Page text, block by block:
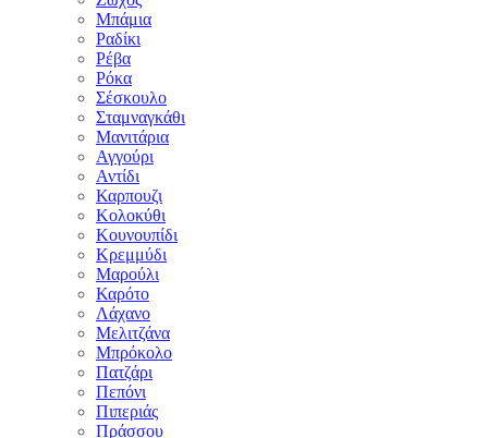
Μπάμια
Ραδίκι
Ρέβα
Ρόκα
Σέσκουλο
Σταμναγκάθι
Μανιτάρια
Αγγούρι
Αντίδι
Καρπουζι
Κολοκύθι
Κουνουπίδι
Κρεμμύδι
Μαρούλι
Καρότο
Λάχανο
Μελιτζάνα
Μπρόκολο
Πατζάρι
Πεπόνι
Πιπεριάς
Πράσσου